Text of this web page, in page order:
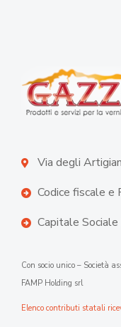
Via degli
Codice fiscale
Capitale
Con socio unico – Società
FAMP Holding srl
Elenco contributi statali